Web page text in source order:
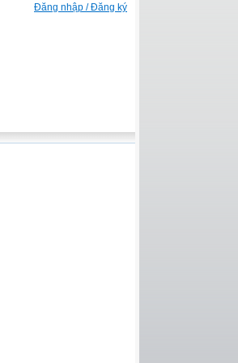
Đăng nhập / Đăng ký